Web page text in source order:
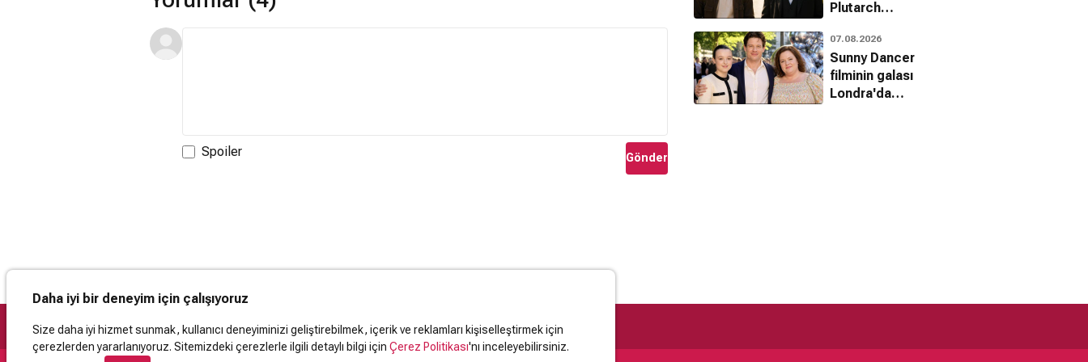
Spoiler Gönder
Plutarch
karakterini kim
canlandıracak?
07.08.2026
Sunny Dancer
filminin galası
Londra'da
Daha iyi bir deneyim için çalışıyoruz
Size daha iyi hizmet sunmak, kullanıcı deneyiminizi geliştirebilmek, içerik ve reklamları kişiselleştirmek için
çerezlerden yararlanıyoruz. Sitemizdeki çerezlerle ilgili detaylı bilgi için Çerez Politikası'nı inceleyebilirsiniz.